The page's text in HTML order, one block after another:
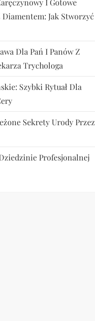
I Gotowe
Jak Stworzyć
Dla Pań I Panów Z
Trychologa
Szybki Rytuał Dla
Sekrety Urody Przez
Profesjonalnej